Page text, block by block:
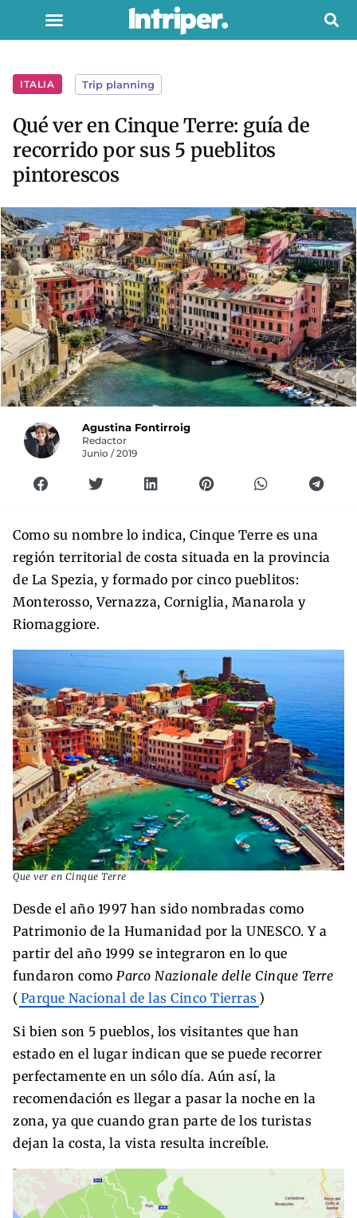
ITALIA Trip planning
Qué ver en Cinque Terre: guía de
recorrido por sus 5 pueblitos
pintorescos
Agustina Fontirroig
Redactor
Junio / 2019
Como su nombre lo indica, Cinque Terre es una
región territorial de costa situada en la provincia
de La Spezia, y formado por cinco pueblitos:
Monterosso, Vernazza, Corniglia, Manarola y
Riomaggiore.
Que ver en Cinque Terre
Desde el año 1997 han sido nombradas como
Patrimonio de la Humanidad por la UNESCO. Y a
partir del año 1999 se integraron en lo que
fundaron como Parco Nazionale delle Cinque Terre
( Parque Nacional de las Cinco Tierras )
Si bien son 5 pueblos, los visitantes que han
estado en el lugar indican que se puede recorrer
perfectamente en un sólo día. Aún así, la
recomendación es llegar a pasar la noche en la
zona, ya que cuando gran parte de los turistas
dejan la costa, la vista resulta increíble.